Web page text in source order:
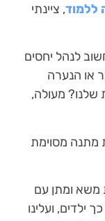
ללמוד, ציינתי
לנהל יחסים
או הנערה
שלנו? מעולה,
מתנה מסוימת
ומתן עם
ילדים, ועלינו